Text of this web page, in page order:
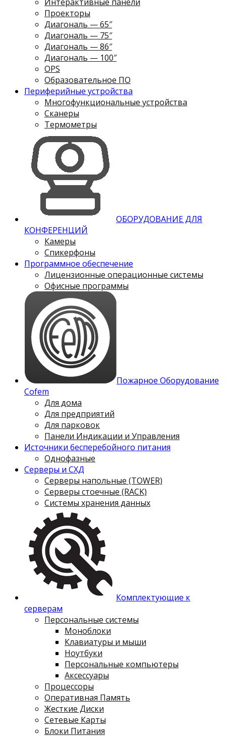
Проекторы
Диагональ — 65″
Диагональ — 75″
Диагональ — 86″
Диагональ — 100″
OPS
Образовательное ПО
Периферийные устройства
Многофункциональные устройства
Сканеры
Термометры
ОБОРУДОВАНИЕ ДЛЯ
КОНФЕРЕНЦИЙ
Камеры
Спикерфоны
Программное обеспечение
Лицензионные операционные системы
Офисные программы
Пожарное Оборудование
Cofem
Для дома
Для предприятий
Для парковок
Панели Индикации и Управления
Источники бесперебойного питания
Однофазные
Серверы и СХД
Серверы напольные (TOWER)
Серверы стоечные (RACK)
Системы хранения данных
Комплектующие к
серверам
Персональные системы
Моноблоки
Клавиатуры и мыши
Ноутбуки
Персональные компьютеры
Аксессуары
Процессоры
Оперативная Память
Жесткие Диски
Сетевые Карты
Блоки Питания